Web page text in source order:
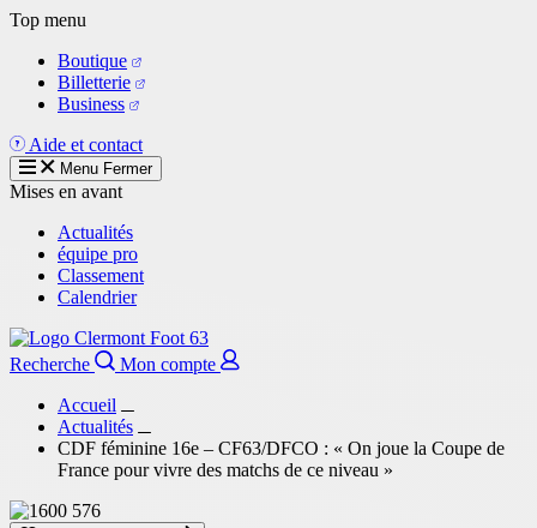
Aller
contenu
principal
Top menu
Boutique
Billetterie
Business
Aide et contact
Menu Fermer
Mises en avant
Actualités
équipe pro
Classement
Calendrier
Recherche
Mon compte
Accueil
Actualités
CDF féminine 16e – CF63/DFCO : « On joue la Coupe de
France pour vivre des matchs de ce niveau »